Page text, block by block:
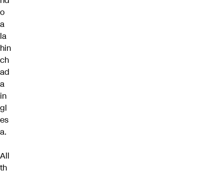
o
a
la
hin
ch
ad
a
in
gl
es
a.
All
th